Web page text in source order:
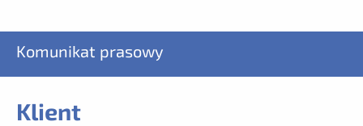
Komunikat prasowy
Klient